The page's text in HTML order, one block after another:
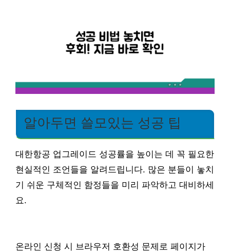
알아두면 쓸모있는 성공 팁
대한항공 업그레이드 성공률을 높이는 데 꼭 필요한
현실적인 조언들을 알려드립니다. 많은 분들이 놓치
기 쉬운 구체적인 함정들을 미리 파악하고 대비하세
요.
온라인 신청 시 브라우저 호환성 문제로 페이지가